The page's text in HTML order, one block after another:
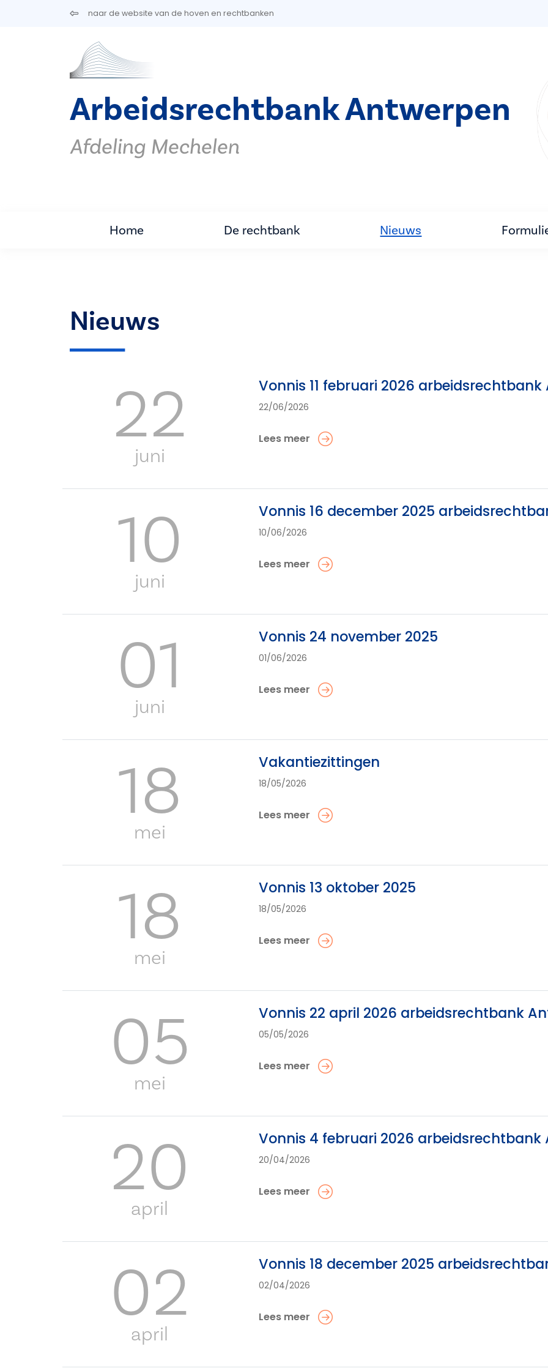
Overslaan en naar de inhoud gaannaar de website van de hoven en rechtbanken
Arbeidsrechtbank Antwerpen
Afdeling Mechelen
Home De rechtbank Nieuws
Nieuws
22
juni
Vonnis 11 februari 2026
22/06/2026
Lees meer
10
juni
Vonnis 16 december 2025
10/06/2026
Lees meer
01
juni
Vonnis 24 november 2025
01/06/2026
Lees meer
18
mei
Vakantiezittingen
18/05/2026
Lees meer
18
mei
Vonnis 13 oktober 2025
18/05/2026
Lees meer
05
mei
Vonnis 22 april 2026 arbeidsrechtbank
05/05/2026
Lees meer
20
april
Vonnis 4 februari 2026 arbeidsrechtbank
20/04/2026
Lees meer
02
april
Vonnis 18 december 2025
02/04/2026
Lees meer